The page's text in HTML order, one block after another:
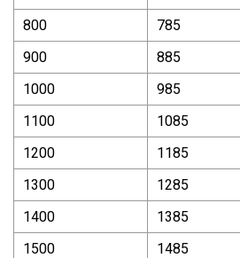
800
785
900
885
1000
985
1100
1085
1200
1185
1300
1285
1400
1385
1500
1485